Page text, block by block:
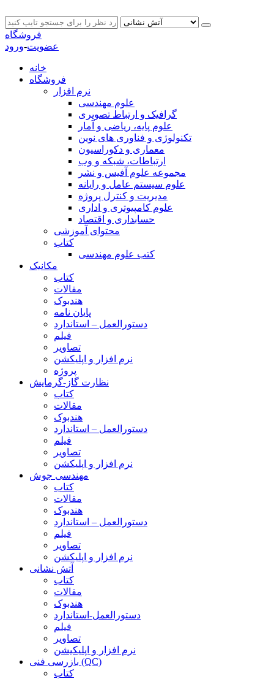
فروشگاه
عضویت-ورود
خانه
فروشگاه
نرم افزار
علوم مهندسی
گرافیک و ارتباط تصویری
علوم پایه، ریاضی و آمار
تکنولوژی و فناوری های نوین
معماری و دکوراسیون
ارتباطات، شبکه و وب
مجموعه علوم آفیس و نشر
علوم سیستم عامل و رایانه
مدیریت و کنترل پروژه
علوم کامپیوتری و اداری
حسابداری و اقتصاد
محتوای آموزشی
کتاب
کتب علوم مهندسی
مکانیک
کتاب
مقالات
هندبوک
پایان نامه
دستورالعمل – استاندارد
فیلم
تصاویر
نرم افزار و اپلیکشن
پروژه
نظارت گاز-گرمایش
کتاب
مقالات
هندبوک
دستورالعمل – استاندارد
فیلم
تصاویر
نرم افزار و اپلیکشن
مهندسی جوش
کتاب
مقالات
هندبوک
دستورالعمل – استاندارد
فیلم
تصاویر
نرم افزار و اپلیکشن
آتش نشانی
کتاب
مقالات
هندبوک
دستورالعمل-استاندارد
فیلم
تصاویر
نرم افزار و اپلیکیشن
بازرسی فنی (QC)
کتاب